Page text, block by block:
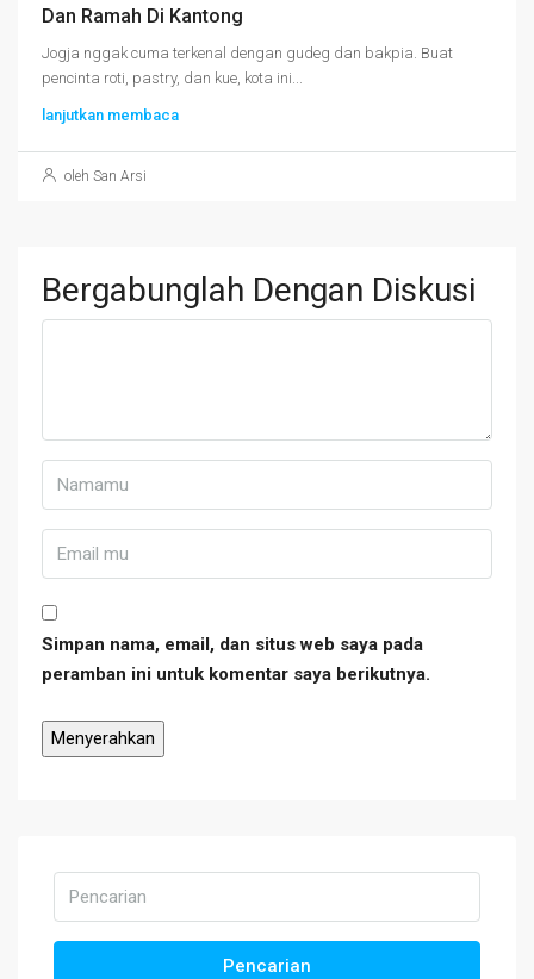
Dan Ramah Di Kantong
Jogja nggak cuma terkenal dengan gudeg dan bakpia. Buat
pencinta roti, pastry, dan kue, kota ini...
lanjutkan membaca
oleh San Arsi
Bergabunglah Dengan Diskusi
Simpan nama, email, dan situs web saya pada
peramban ini untuk komentar saya berikutnya.
Pencarian